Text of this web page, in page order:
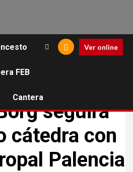
FEB
Cantera
Ver online
seguirá
cátedra con
Palencia